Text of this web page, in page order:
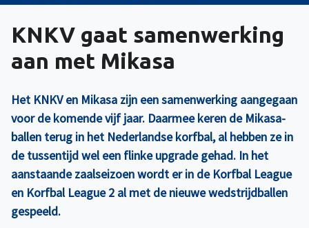
KNKV gaat samenwerking
aan met Mikasa
Het KNKV en Mikasa zijn een samenwerking aangegaan
voor de komende vijf jaar. Daarmee keren de Mikasa-
ballen terug in het Nederlandse korfbal, al hebben ze in
de tussentijd wel een flinke upgrade gehad. In het
aanstaande zaalseizoen wordt er in de Korfbal League
en Korfbal League 2 al met de nieuwe wedstrijdballen
gespeeld.